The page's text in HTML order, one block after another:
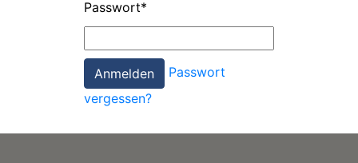
Paper
Passwort*
Passwort
vergessen?